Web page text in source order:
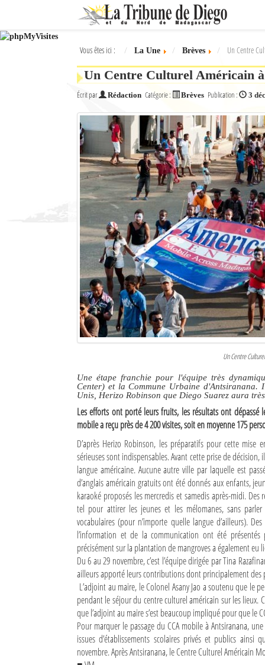
Ok
L'actualité à Diego Suarez
L'actualité du tourisme
Sites touristiques
Diego Suarez Pratique
Les Petites Annonces
Vous êtes ici : La Une Brèves Un Centre
Un Centre Culturel Américain
Écrit par Rédaction Catégorie : Brèves Publication : 3
Un Centre
Une étape franchie pour l'équipe très
Center) et la Commune Urbaine d'Antsiranana.
Unis, Herizo Robinson que Diego Suarez aura
Les efforts ont porté leurs fruits, les résultats ont dépassé
mobile a reçu près de 4 200 visites, soit en moyenne 175
D’après Herizo Robinson, les préparatifs pour cette
sérieuses sont indispensables. Avant cette prise de
langue américaine. Aucune autre ville par laquelle est
d’anglais américain gratuits ont été donnés aux enfants,
karaoké proposés les mercredis et samedis après-midi.
tel pour attirer les jeunes et les mélomanes, sans
vocabulaires (pour n’importe quelle langue d’ailleurs).
l’information et de la communication ont été présentés
précisément sur la plantation de mangroves a également
Du 6 au 29 novembre, c’est l’équipe dirigée par Tina
ailleurs apporté leurs contributions dont principalement des
L’adjoint au maire, le Colonel Asany Jao a soutenu que le
pendant le séjour du centre culturel américain sur les
que l’adjoint au maire s’est beaucoup impliqué pour que le
Pour marquer le passage du CCA mobile à Antsiranana,
issues d’établissements scolaires privés et publics ainsi
novembre. Après Antsiranana, le Centre Culturel Américain